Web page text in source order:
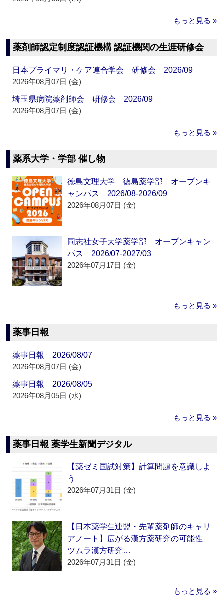
もっと見る »
薬剤師認定制度認証機構 認証機関の生涯研修会
日本プライマリ・ケア連合学会 研修会 2026/09
2026年08月07日 (金)
埼玉県病院薬剤師会 研修会 2026/09
2026年08月07日 (金)
もっと見る »
薬系大学・学部 催し物
徳島文理大学 徳島薬学部 オープンキ
ャンパス 2026/08-2026/09
2026年08月07日 (金)
同志社女子大学薬学部 オープンキャン
パス 2026/07-2027/03
2026年07月17日 (金)
もっと見る »
薬事日報
薬事日報 2026/08/07
2026年08月07日 (金)
薬事日報 2026/08/05
2026年08月05日 (水)
もっと見る »
薬事日報 薬学生新聞デジタル
【薬ゼミ国試対策】計算問題を意識しよ
う
2026年07月31日 (金)
【日本薬学生連盟・先輩薬剤師のキャリ
アノート】広がる漢方薬研究の可能性
ツムラ漢方研究…
2026年07月31日 (金)
もっと見る »